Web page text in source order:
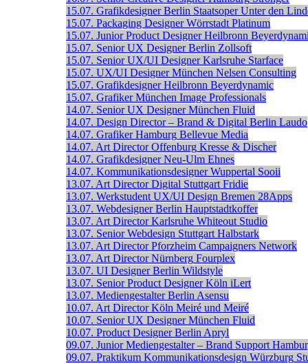
15.07. Grafikdesigner Berlin Staatsoper Unter den
15.07. Packaging Designer Wörrstadt Platinum
15.07. Junior Product Designer Heilbronn
15.07. Senior UX Designer Berlin Zollsoft
15.07. Senior UX/UI Designer Karlsruhe Starface
15.07. UX/UI Designer München Nelsen Consulting
15.07. Grafikdesigner Heilbronn Beyerdynamic
15.07. Grafiker München Image Professionals
14.07. Senior UX Designer München Fluid
14.07. Design Director – Brand & Digital Berlin Laudo
14.07. Grafiker Hamburg Bellevue Media
14.07. Art Director Offenburg Kresse & Discher
14.07. Grafikdesigner Neu-Ulm Ehnes
14.07. Kommunikationsdesigner Wuppertal Sooii
13.07. Art Director Digital Stuttgart Fridie
13.07. Werkstudent UX/UI Design Bremen 28Apps
13.07. Webdesigner Berlin Hauptstadtkoffer
13.07. Art Director Karlsruhe Whiteout Studio
13.07. Senior Webdesign Stuttgart Halbstark
13.07. Art Director Pforzheim Campaigners Network
13.07. Art Director Nürnberg Fourplex
13.07. UI Designer Berlin Wildstyle
13.07. Senior Product Designer Köln iLert
13.07. Mediengestalter Berlin Asensu
10.07. Art Director Köln Meiré und Meiré
10.07. Senior UX Designer München Fluid
10.07. Product Designer Berlin Apryl
09.07. Junior Mediengestalter – Brand Support
09.07. Praktikum Kommunikationsdesign Würzburg